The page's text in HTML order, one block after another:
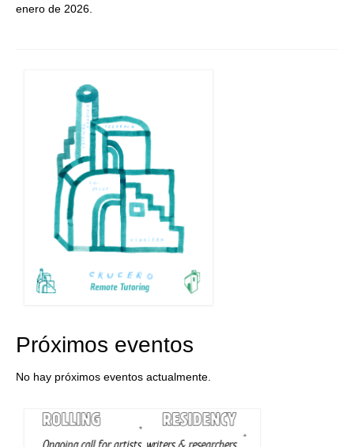
enero de 2026.
Próximos eventos
No hay próximos eventos actualmente.